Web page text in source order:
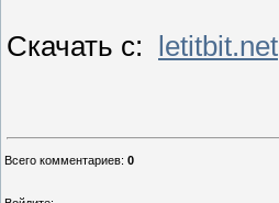
Скачать с: letitbit.net
Всего комментариев: 0